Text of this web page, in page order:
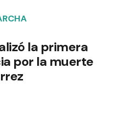
la primera
por la muerte